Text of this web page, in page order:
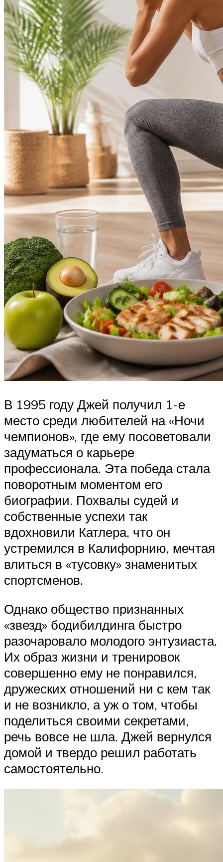
В 1995 году Джей получил 1-е
место среди любителей на «Ночи
чемпионов», где ему посоветовали
задуматься о карьере
профессионала. Эта победа стала
поворотным моментом его
биографии. Похвалы судей и
собственные успехи так
вдохновили Катлера, что он
устремился в Калифорнию, мечтая
влиться в «тусовку» знаменитых
спортсменов.
Однако общество признанных
«звезд» бодибилдинга быстро
разочаровало молодого энтузиаста.
Их образ жизни и тренировок
совершенно ему не понравился,
дружеских отношений ни с кем так
и не возникло, а уж о том, чтобы
поделиться своими секретами,
речь вовсе не шла. Джей вернулся
домой и твердо решил работать
самостоятельно.